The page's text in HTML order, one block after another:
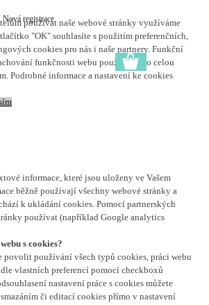
používat naše webové stránky využíváme
"OK" souhlasíte s použitím preferenčních,
cookies pro nás i naše partnery. Funkční
funkčnosti webu používány po celou
Podrobné informace a nastavení ke cookies
informace, které jsou uloženy ve Vašem
běžně používají všechny webové stránky a
k ukládání cookies. Pomocí partnerských
používat (například Google analytics
s cookies?
povolit používání všech typů cookies, práci webu
vlastních preferencí pomocí checkboxů
nastavení práce s cookies můžete
či editací cookies přímo v nastavení
Nová registrace